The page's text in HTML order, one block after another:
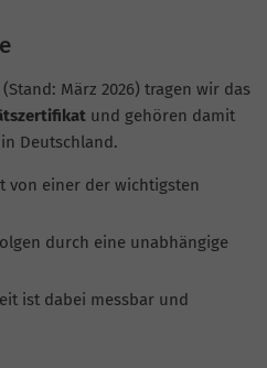
März 2026) tragen wir das
und gehören damit
Deutschland.
von einer der wichtigsten
durch eine unabhängige
ist dabei messbar und